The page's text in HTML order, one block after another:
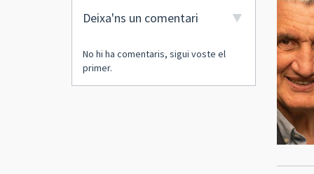
Deixa'ns un comentari
No hi ha comentaris, sigui voste el
primer.